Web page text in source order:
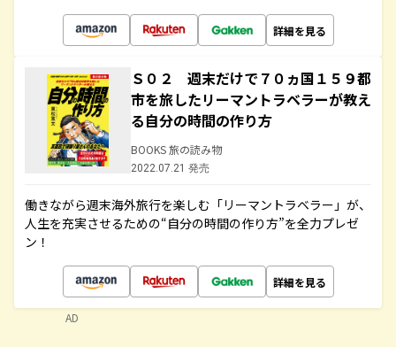
詳細を見る
Ｓ０２ 週末だけで７０ヵ国１５９都
市を旅したリーマントラベラーが教え
る自分の時間の作り方
BOOKS 旅の読み物
2022.07.21 発売
働きながら週末海外旅行を楽しむ「リーマントラベラー」が、
人生を充実させるための“自分の時間の作り方”を全力プレゼ
ン！
詳細を見る
AD